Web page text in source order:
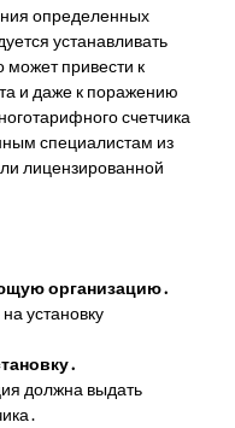
определенных
устанавливать
может привести к
и даже к поражению
счетчика
специалистам из
лицензированной
организацию․
установку
должна выдать